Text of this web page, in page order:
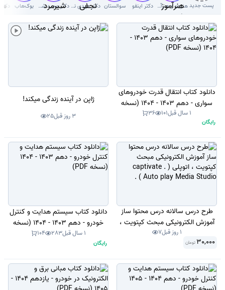
پست جدید هنرجو و هنرآموز( سوال با جواب) دکتر اینفو سوالستان دکتر مهدی نجفی دلوئی دکتر‌ مجید شیرمردی‌ بوک‌هاب
دانلود کتاب انتقال قدرت خودروهای
سواری - دهم 1403 - 1404 (نسخه
PDF)
1 سال قبل 101
36
رایگان
ژاپن در آینده زندگی میکند!
3 روز قبل 25
طرح درس سالانه درس محتوا ساز
آموزش الکترونیکی مبحث کپتویت ،
اتوپلی ( captivate . Auto play
Media Studio ) .
1 روز قبل 7
30,000 تومان
دانلود کتاب سیستم هدایت و کنترل
خودرو - دهم 1403 - 1404 (نسخه
PDF)
1 سال قبل 283
104
رایگان